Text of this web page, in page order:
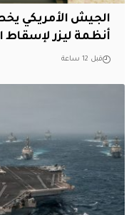
أنظمة ليزر لإسقاط
قبل 12 ساعة